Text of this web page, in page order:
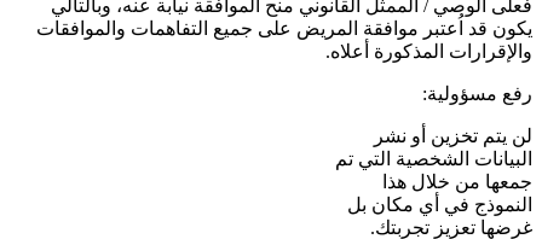
فعلى الوصي / الممثل القانوني منح الموافقة نيابة عنه، وبالتالي
يكون قد اُعتبر موافقة المريض على جميع التفاهمات والموافقات
والإقرارات المذكورة أعلاه.
رفع مسؤولية:
لن يتم تخزين أو نشر
البيانات الشخصية التي تم
جمعها من خلال هذا
النموذج في أي مكان بل
غرضها تعزيز تجربتك.